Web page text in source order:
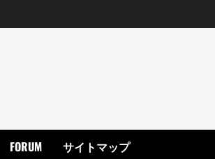
FORUM サイトマップ